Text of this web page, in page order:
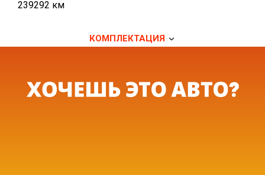
239292 км
КОМПЛЕКТАЦИЯ